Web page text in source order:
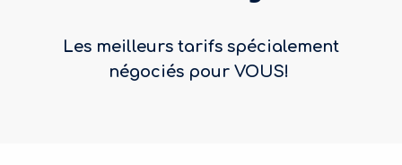
Les meilleurs tarifs spécialement
négociés pour VOUS!